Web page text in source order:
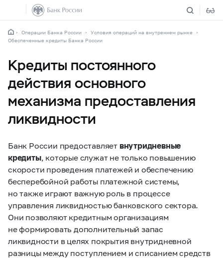
Операции Банка России
Условия операций на внутреннем рынке
Обеспеченные кредиты Банка России
Кредиты постоянного
действия основного
механизма предоставления
ликвидности
Банк России предоставляет внутридневные
кредиты, которые служат не только повышению
скорости проведения платежей и обеспечению
бесперебойной работы платежной системы,
но также играют важную роль в процессе
управления ликвидностью банковского сектора.
Они позволяют кредитным организациям
не формировать дополнительный запас
ликвидности в целях покрытия внутридневной
разницы между поступлением и списанием средств